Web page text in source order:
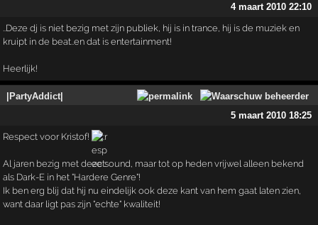
4 maart 2010 22:10
..Deze dj is niet bezig met zijn publiek, hij is in trance, hij ís de muziek en
kruipt in de beat..en dat is entertainment!
Heerlijk!
|PartyAddict|
5 maart 2010 18:25
Respect voor Kristof!
Al jaren bezig met deze sound, maar tot op heden vrijwel alleen bekend
als Dark-E in het "Hardere Genre"!
Ik ben erg blij dat hij nu eindelijk ook deze kant van hem gaat laten zien,
want daar ligt pas zijn "echte" kwaliteit!